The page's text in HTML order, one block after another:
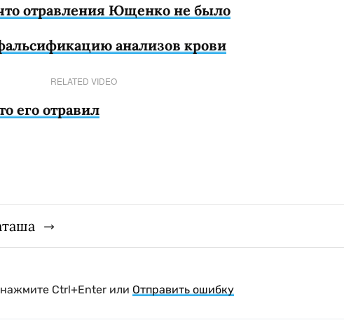
отравления Ющенко не было
анализов крови
RELATED VIDEO
его отравил
Ctrl+Enter или Отправить ошибку